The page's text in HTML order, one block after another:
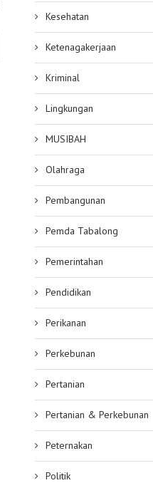
Kesehatan
Ketenagakerjaan
Kriminal
Lingkungan
MUSIBAH
Olahraga
Pembangunan
Pemda Tabalong
Pemerintahan
Pendidikan
Perikanan
Perkebunan
Pertanian
Pertanian & Perkebunan
Peternakan
Politik